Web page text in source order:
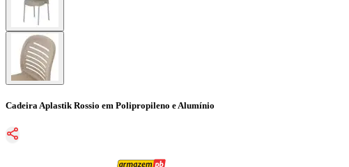
Cadeira Aplastik Rossio em Polipropileno e Alumínio